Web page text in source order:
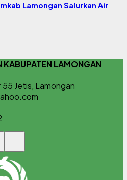
Lamongan Salurkan Air
KABUPATEN LAMONGAN
55 Jetis, Lamongan